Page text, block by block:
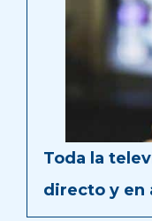
Toda la
directo y en